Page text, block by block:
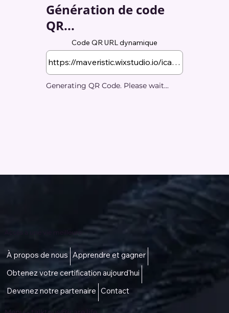
Génération de code
QR...
Code QR URL dynamique
Generating QR Code. Please wait...
Accès à une vie meilleure
À propos de nous Apprendre et gagner
Obtenez votre certification aujourd'hui
Devenez notre partenaire Contact